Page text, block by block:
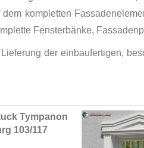
dem kompletten
Fensterbänke,
der einbaufertigen,
Tympanon
103/117